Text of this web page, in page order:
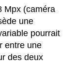
Mpx (caméra
une
pourrait
entre une
des deux